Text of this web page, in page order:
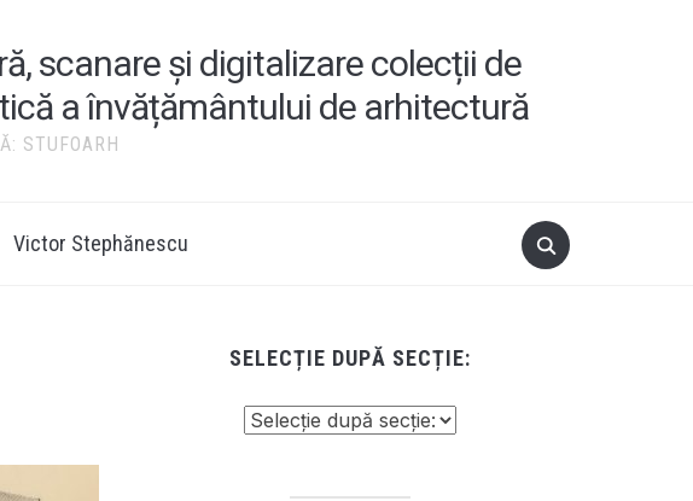
scanare și digitalizare colecții de
a învățământului de arhitectură
STUFOARH
Victor Stephănescu
SELECȚIE DUPĂ SECȚIE: